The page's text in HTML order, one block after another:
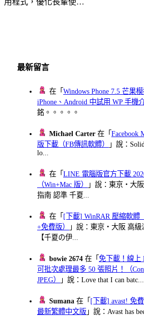
用程式，優化長輩使…
最新留言
在「Windows Phone 7.5 芒果
iPhone、Android 中試用 WP 手機
銘。。。。。
Michael Carter 在「Facebook
版下載（FB傳訊軟體）
」說：
lo...
在「LINE 電腦版官方下載
（Win+Mac 版）
」說：東京・大
指南 認準 千夏...
在「 [下載] WinRAR 壓縮軟體
+免費版）
」說：東京・大阪 高級
【千夏の伊...
bowie 2674 在「免下載！線上
可批次處理最多 50 張照片！（
JPEG）
」說：Love that I can batc...
Sumana 在「 [下載] avast! 免
最新繁體中文版 」說：Avast has